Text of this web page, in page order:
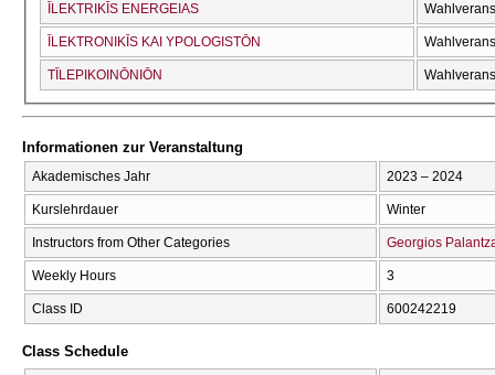
ĪLEKTRIKĪS ENERGEIAS
ĪLEKTRONIKĪS KAI YPOLOGISTŌN
TĪLEPIKOINŌNIŌN
Informationen zur Veranstaltung
Akademisches Jahr 2023 – 2024
Kurslehrdauer Winter
Instructors from Other Categories Georgios
Weekly Hours 3
Class ID 600242219
Class Schedule